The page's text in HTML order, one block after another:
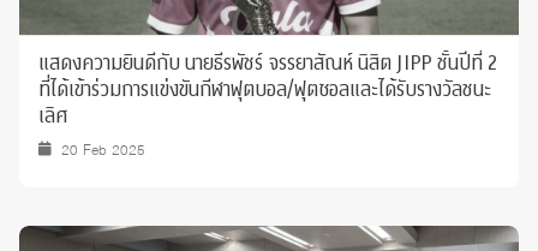
แสดงความยินดีกับ นายธีรพัชร์ จรรยาสัณห์ นิสิต JIPP ชั้นปีที่ 2
ที่ได้เข้าร่วมการแข่งขันกีฬาฟุตบอล/ฟุตซอลและได้รับรางวัลชนะ
เลิศ
20 Feb 2025